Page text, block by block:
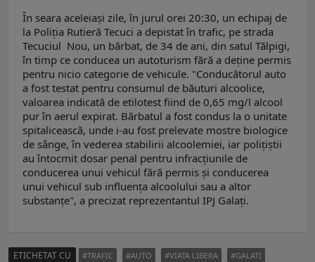
În seara aceleiași zile, în jurul orei 20:30, un echipaj de
la Poliția Rutieră Tecuci a depistat în trafic, pe strada
Tecuciul Nou, un bărbat, de 34 de ani, din satul Tălpigi,
în timp ce conducea un autoturism fără a deține permis
pentru nicio categorie de vehicule. "Conducătorul auto
a fost testat pentru consumul de băuturi alcoolice,
valoarea indicată de etilotest fiind de 0,65 mg/l alcool
pur în aerul expirat. Bărbatul a fost condus la o unitate
spitalicească, unde i-au fost prelevate mostre biologice
de sânge, în vederea stabilirii alcoolemiei, iar polițiștii
au întocmit dosar penal pentru infracțiunile de
conducerea unui vehicul fără permis și conducerea
unui vehicul sub influența alcoolului sau a altor
substanțe", a precizat reprezentantul IPJ Galați.
ETICHETAT CU TRAFIC AUTO VIATA LIBERA GALATI